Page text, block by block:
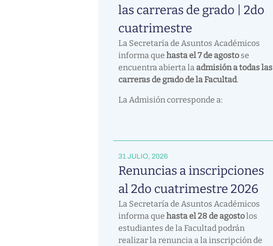
las carreras de grado | 2do
cuatrimestre
La Secretaría de Asuntos Académicos
informa que hasta el 7 de agosto se
encuentra abierta la admisión a todas las
carreras de grado de la Facultad.
La Admisión corresponde a:
31 JULIO, 2026
Renuncias a inscripciones
al 2do cuatrimestre 2026
La Secretaría de Asuntos Académicos
informa que hasta el 28 de agostolos
estudiantes de la Facultad podrán
realizar la renuncia a la inscripción de